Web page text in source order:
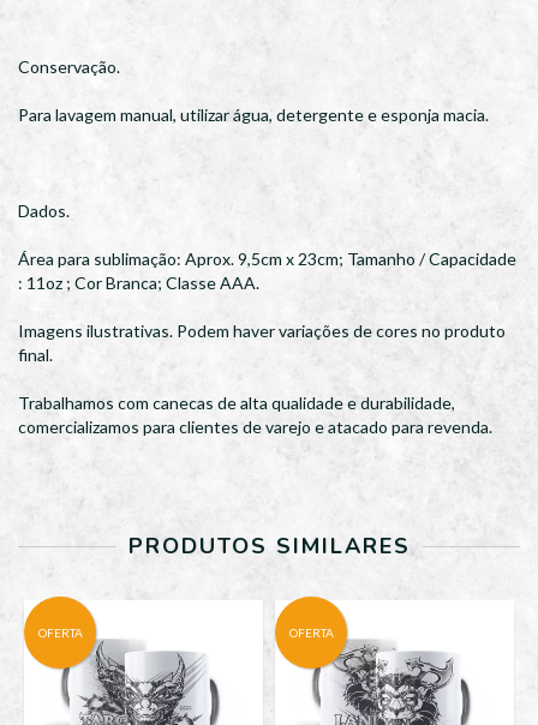
Conservação.
Para lavagem manual, utilizar água, detergente e esponja macia.
Dados.
Área para sublimação: Aprox. 9,5cm x 23cm; Tamanho / Capacidade
: 11oz ; Cor Branca; Classe AAA.
Imagens ilustrativas. Podem haver variações de cores no produto
final.
Trabalhamos com canecas de alta qualidade e durabilidade,
comercializamos para clientes de varejo e atacado para revenda.
PRODUTOS SIMILARES
OFERTA OFERTA